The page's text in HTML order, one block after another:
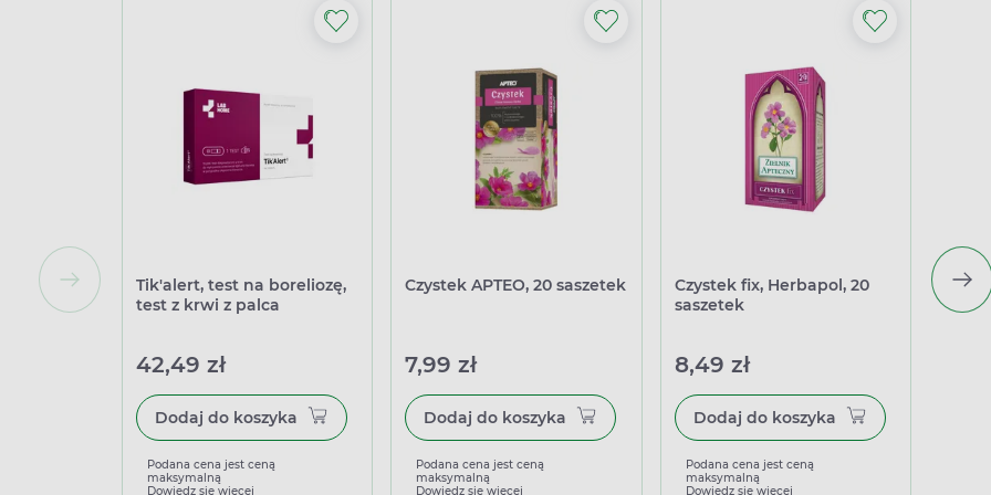
Tik'alert, test na boreliozę,
test z krwi z palca
42,49 zł
Dodaj do koszyka
Podana cena jest ceną
maksymalną
Dowiedz się więcej
Czystek APTEO, 20 saszetek
7,99 zł
Dodaj do koszyka
Podana cena jest ceną
maksymalną
Dowiedz się więcej
Czystek fix, Herbapol, 20
saszetek
8,49 zł
Dodaj do koszyka
Podana cena jest ceną
maksymalną
Dowiedz się więcej